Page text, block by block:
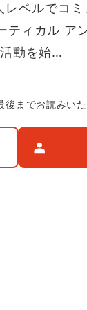
ベルでコ
ィカル ア
動を始…
までお読みいた